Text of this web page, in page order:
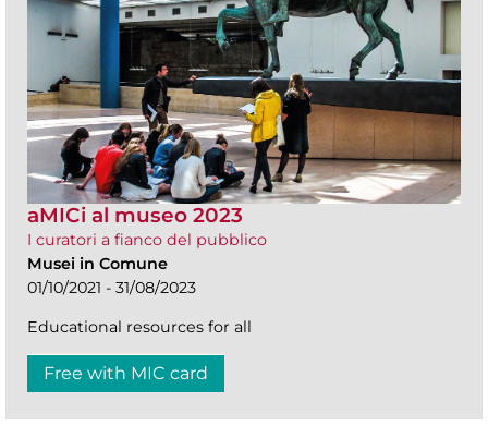
aMICi al museo 2023
I curatori a fianco del pubblico
Musei in Comune
01/10/2021 - 31/08/2023
Educational resources for all
Free with MIC card